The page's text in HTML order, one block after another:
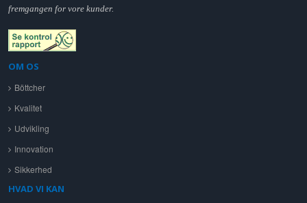
fremgangen for vore kunder.
OM OS
Böttcher
Kvalitet
Udvikling
Innovation
Sikkerhed
HVAD VI KAN